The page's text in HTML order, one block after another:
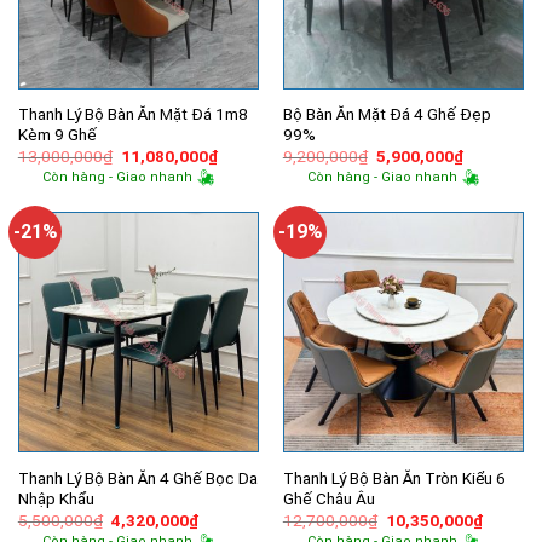
Thanh Lý Bộ Bàn Ăn Mặt Đá 1m8
Kèm 9 Ghế
13,000,000₫ Giá
gốc
là:
11,080,000₫Giá
hiện
11,080,000₫.
Còn hàng - Giao nhanh
Bộ Bàn Ăn Mặt Đá 4 Ghế Đẹp
99%
9,200,000₫ Giá
gốc
là:
5,900,000₫Giá
hiện
tại
Còn hàng - Giao nhanh
-21%
Thanh Lý Bộ Bàn Ăn 4 Ghế Bọc Da
Nhập Khẩu
5,500,000₫ Giá
gốc
4,320,000₫Giá
hiện
-19%
Thanh Lý Bộ Bàn Ăn Tròn Kiểu 6
Ghế Châu Âu
12,700,000₫ Giá
gốc
10,350,000₫Giá
hiện